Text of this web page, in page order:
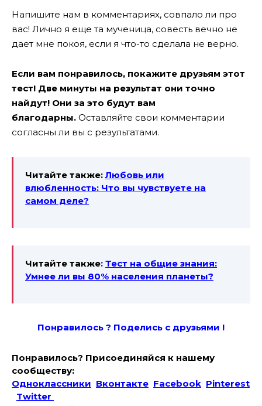
Напишите нам в комментариях, совпало ли про
вас! Лично я еще та мученица, совесть вечно не
дает мне покоя, если я что-то сделала не верно.
Если вам понравилось, покажите друзьям этот
тест! Две минуты на результат они точно
найдут! Они за это будут вам
благодарны. Оставляйте свои комментарии
согласны ли вы с результатами.
Читайте также:Любовь или
влюбленность: Что вы чувствуете на
самом деле?
Читайте также: Тест на общие знания:
Умнее ли вы 80% населения планеты?
Понравилось ? Поделись с друзьями !
Понравилось? Присоединяйся к нашему
сообществу:
Одноклассники Вконтакте Facebook Pinterest
Twitter